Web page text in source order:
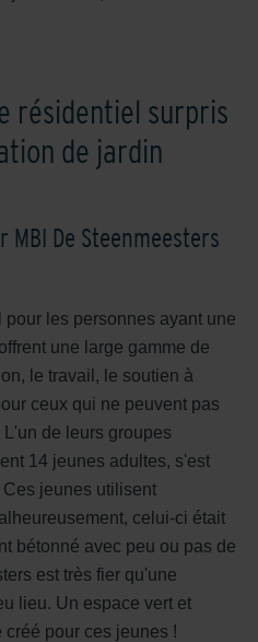
résidentiel surpris
de jardin
De Steenmeesters
les personnes ayant une
une large gamme de
le travail, le soutien à
ceux qui ne peuvent pas
de leurs groupes
14 jeunes adultes, s'est
jeunes utilisent
celui-ci était
bétonné avec peu ou pas de
est très fier qu'une
lieu. Un espace vert et
pour ces jeunes !